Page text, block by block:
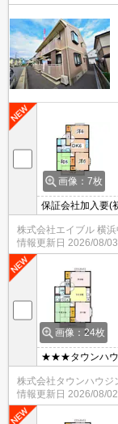
画像：7枚
保証会社加入要(
ンターネット無
合わせ下さい。
株式会社エイブル 横
情報更新日 2026/08/03
画像：24枚
★★★タウンハウ
株式会社タウンハウジ
情報更新日 2026/08/02